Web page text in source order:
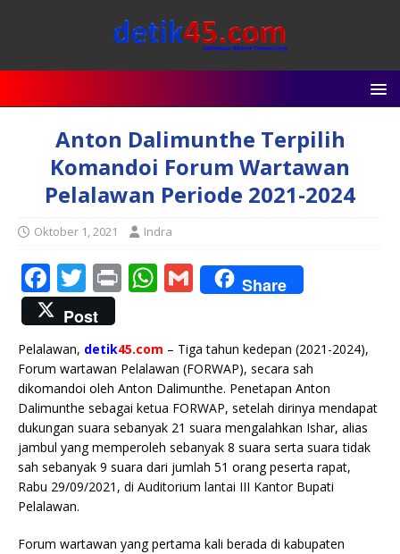
Anton Dalimunthe Terpilih
Komandoi Forum Wartawan
Pelalawan Periode 2021-2024
Oktober 1, 2021 Indra
F
a
c
e
b
o
o
k
T
w
it
te
r
P
n
t
W
at
s
A
p
p
G
m
ai
l
Share
Post
Pelalawan, detik45.com – Tiga tahun kedepan (2021-2024),
Forum wartawan Pelalawan (FORWAP), secara sah
dikomandoi oleh Anton Dalimunthe. Penetapan Anton
Dalimunthe sebagai ketua FORWAP, setelah dirinya mendapat
dukungan suara sebanyak 21 suara mengalahkan Ishar, alias
jambul yang memperoleh sebanyak 8 suara serta suara tidak
sah sebanyak 9 suara dari jumlah 51 orang peserta rapat,
Rabu 29/09/2021, di Auditorium lantai III Kantor Bupati
Pelalawan.
Forum wartawan yang pertama kali berada di kabupaten